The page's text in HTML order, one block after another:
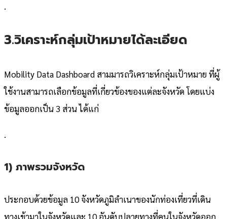
.
3.วิเคราะห์กลุ่มเป้าหมายได้ละเอียด
Mobility Data Dashboard สามมารถวิเคราะห์กลุ่มเป้าหมาย ที่ผู้
ใช้งานสามารถเลือกข้อมูลที่เกี่ยวข้องของแต่ละจังหวัด โดยแบ่ง
ข้อมูลออกเป็น 3 ส่วน ได้แก่
.
1) ภาพรวมจังหวัด
ประกอบด้วยข้อมูล 10 จังหวัดภูมิลำเนาของนักท่องเที่ยวที่เดิน
ทางเข้ามาในจังหวัดและ 10 อันดับปลายทางที่คนในจังหวัดออก